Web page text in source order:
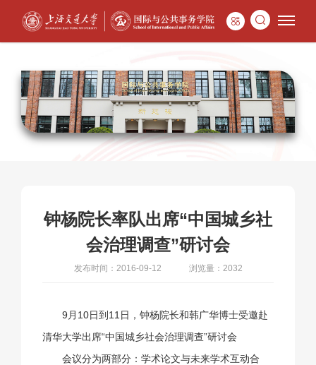
钟杨院长率队出席“中国城乡社
会治理调查”研讨会
发布时间：2016-09-12 浏览量：2032
9月10日到11日，钟杨院长和韩广华博士受邀赴
清华大学出席“中国城乡社会治理调查”研讨会
会议分为两部分：学术论文与未来学术互动合